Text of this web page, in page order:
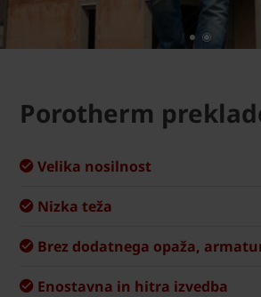
Porotherm
Velika nosilnost
Nizka teža
Brez dodatnega opaža,
Enostavna in hitra izvedba